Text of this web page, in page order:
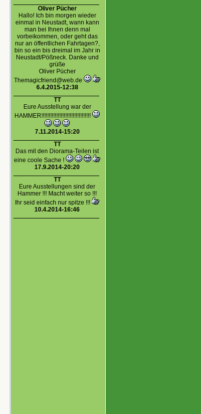
Oliver Pücher
Hallo! Ich bin morgen wieder
einmal in Neustadt, wann kann
man bei Ihnen denn mal
vorbeikommen, oder geht das
nur an öffentlichen Fahrtagen?,
bin so ein bis dreimal im Jahr in
Neustadt/Pößneck. Danke und
grüße
Oliver Pücher
Themagicfriend@web.de
6.4.2015-12:38
TT
Eure Ausstellung war der
HAMMER!!!!!!!!!!!!!!!!!!!!!!!!!!!!!!!!!
7.11.2014-15:20
TT
Das mit den Diorama-Teilen ist
eine coole Sache !
17.9.2014-20:20
TT
Eure Ausstellungen sind der
Hammer !!! Macht weiter so !!!
Ihr seid einfach nur spitze !!!
10.4.2014-16:46